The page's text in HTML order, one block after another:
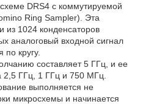
DRS4 с коммутируемой
Ring Sampler). Эта
из 1024 конденсаторов
аналоговый входной сигнал
по кругу.
составляет 5 ГГц, и ее
2,5 ГГц, 1 ГГц и 750 МГц.
выполняется не
микросхемы и начинается